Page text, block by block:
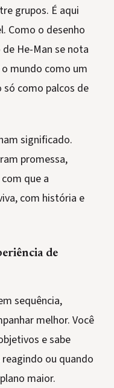
grupos. É aqui
Como o desenho
He-Man se nota
mundo como um
como palcos de
significado.
promessa,
que a
com história e
de
sequência,
melhor. Você
e sabe
ou quando
maior.